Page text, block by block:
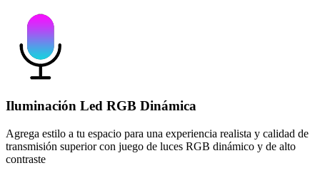
Iluminación Led RGB Dinámica
Agrega estilo a tu espacio para una experiencia realista y calidad de
transmisión superior con juego de luces RGB dinámico y de alto
contraste